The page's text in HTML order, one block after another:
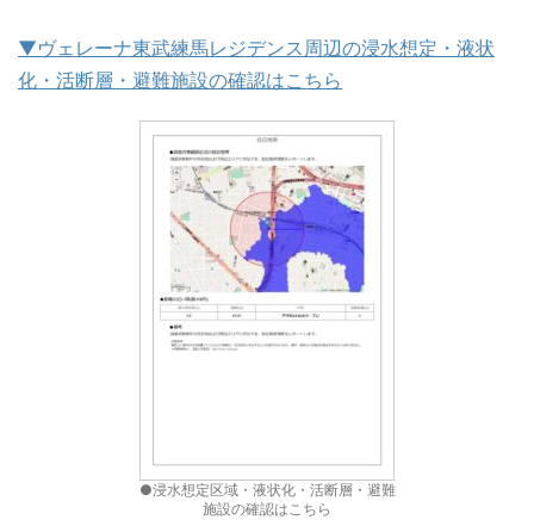
▼ヴェレーナ東武練馬レジデンス周辺の浸水想定・液状
化・活断層・避難施設の確認はこちら
●浸水想定区域・液状化・活断層・避難
施設の確認はこちら